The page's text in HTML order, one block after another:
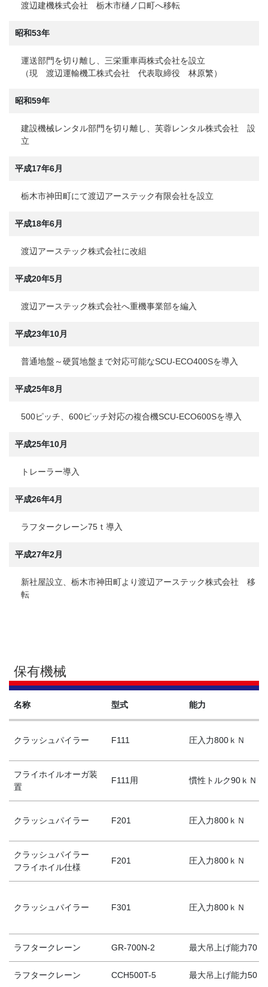
渡辺建機株式会社 栃木市樋ノ口町へ移転
昭和53年
運送部門を切り離し、三栄重車両株式会社を設立
（現 渡辺運輸機工株式会社 代表取締役 林原繁）
昭和59年
建設機械レンタル部門を切り離し、芙蓉レンタル株式会社 設
立
平成17年6月
栃木市神田町にて渡辺アーステック有限会社を設立
平成18年6月
渡辺アーステック株式会社に改組
平成20年5月
渡辺アーステック株式会社へ重機事業部を編入
平成23年10月
普通地盤～硬質地盤まで対応可能なSCU-ECO400Sを導入
平成25年8月
500ピッチ、600ピッチ対応の複合機SCU-ECO600Sを導入
平成25年10月
トレーラー導入
平成26年4月
ラフタークレーン75ｔ導入
平成27年2月
新社屋設立、栃木市神田町より渡辺アーステック株式会社 移
転
保有機械
名称 型式 能力
クラッシュパイラー F111 圧入力800ｋＮ
フライホイルオーガ装
置
F111用 慣性トルク90ｋＮ
クラッシュパイラー F201 圧入力800ｋＮ
クラッシュパイラー
フライホイル仕様
F201 圧入力800ｋＮ
クラッシュパイラー F301 圧入力800ｋＮ
ラフタークレーン GR-700N-2 最大吊上げ能力70ｔ
ラフタークレーン CCH500T-5 最大吊上げ能力50ｔ